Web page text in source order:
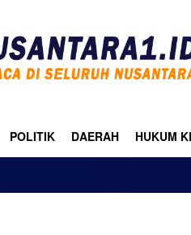
POLITIK DAERAH HUKUM